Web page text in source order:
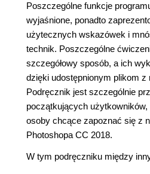
Poszczególne funkcje
wyjaśnione, ponadto
użytecznych wskazówek i
technik. Poszczególne
szczegółowy sposób, a ich
dzięki udostępnionym plikom z
Podręcznik jest szczególnie
początkujących użytkowników,
osoby chcące zapoznać się z
Photoshopa CC 2018.
W tym podręczniku między